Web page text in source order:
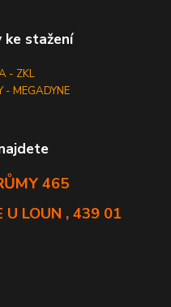
stažení
- ZKL
- MEGADYNE
465
U LOUN , 439 01